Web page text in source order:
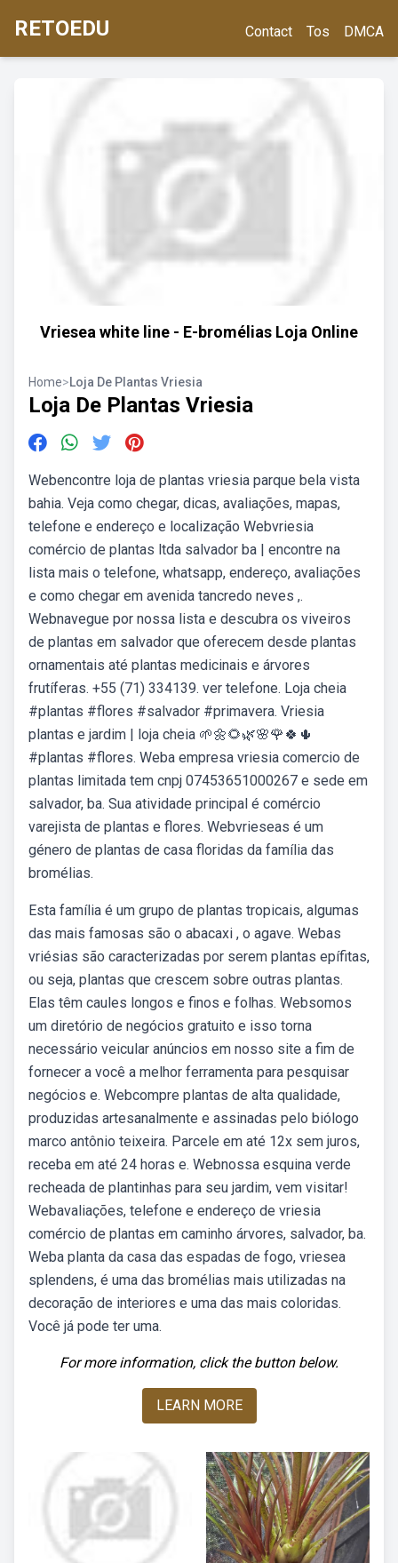
RETOEDU Contact Tos DMCA
Vriesea white line - E-bromélias Loja Online
Home>Loja De Plantas Vriesia
Loja De Plantas Vriesia
Webencontre loja de plantas vriesia parque bela vista
bahia. Veja como chegar, dicas, avaliações, mapas,
telefone e endereço e localização Webvriesia
comércio de plantas ltda salvador ba | encontre na
lista mais o telefone, whatsapp, endereço, avaliações
e como chegar em avenida tancredo neves ,.
Webnavegue por nossa lista e descubra os viveiros
de plantas em salvador que oferecem desde plantas
ornamentais até plantas medicinais e árvores
frutíferas. +55 (71) 334139. ver telefone. Loja cheia
#plantas #flores #salvador #primavera. Vriesia
plantas e jardim | loja cheia 🌱🌼🌻🌿🌸🌹🍀🌵
#plantas #flores. Weba empresa vriesia comercio de
plantas limitada tem cnpj 07453651000267 e sede em
salvador, ba. Sua atividade principal é comércio
varejista de plantas e flores. Webvrieseas é um
género de plantas de casa floridas da família das
bromélias.
Esta família é um grupo de plantas tropicais, algumas
das mais famosas são o abacaxi , o agave. Webas
vriésias são caracterizadas por serem plantas epífitas,
ou seja, plantas que crescem sobre outras plantas.
Elas têm caules longos e finos e folhas. Websomos
um diretório de negócios gratuito e isso torna
necessário veicular anúncios em nosso site a fim de
fornecer a você a melhor ferramenta para pesquisar
negócios e. Webcompre plantas de alta qualidade,
produzidas artesanalmente e assinadas pelo biólogo
marco antônio teixeira. Parcele em até 12x sem juros,
receba em até 24 horas e. Webnossa esquina verde
recheada de plantinhas para seu jardim, vem visitar!
Webavaliações, telefone e endereço de vriesia
comércio de plantas em caminho árvores, salvador, ba.
Weba planta da casa das espadas de fogo, vriesea
splendens, é uma das bromélias mais utilizadas na
decoração de interiores e uma das mais coloridas.
Você já pode ter uma.
For more information, click the button below.
LEARN MORE